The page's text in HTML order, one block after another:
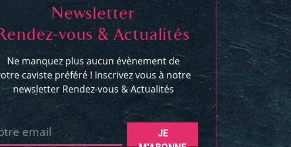
Newsletter
vous & Actualités
Ne manquez plus aucun évènement de
caviste préféré ! Inscrivez vous à notre
newsletter Rendez-vous & Actualités
email
JE